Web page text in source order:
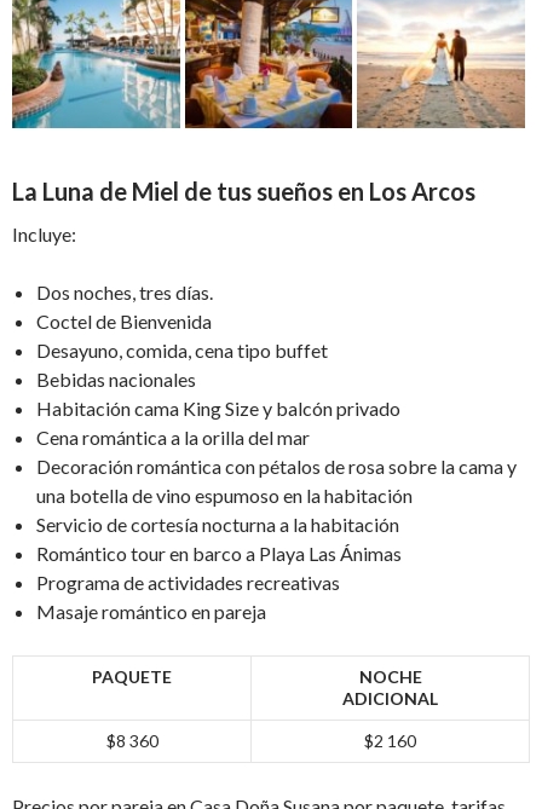
La Luna de Miel de tus sueños en Los Arcos
Incluye:
Dos noches, tres días.
Coctel de Bienvenida
Desayuno, comida, cena tipo buffet
Bebidas nacionales
Habitación cama King Size y balcón privado
Cena romántica a la orilla del mar
Decoración romántica con pétalos de rosa sobre la cama y
una botella de vino espumoso en la habitación
Servicio de cortesía nocturna a la habitación
Romántico tour en barco a Playa Las Ánimas
Programa de actividades recreativas
Masaje romántico en pareja
PAQUETE
NOCHE
ADICIONAL
$8 360 $2 160